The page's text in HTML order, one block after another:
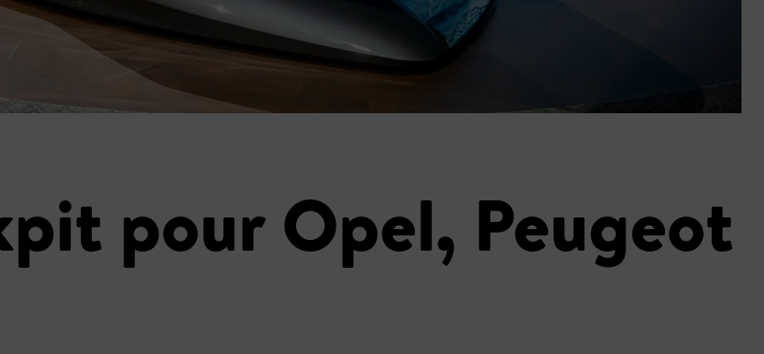
pour Opel, Peugeot